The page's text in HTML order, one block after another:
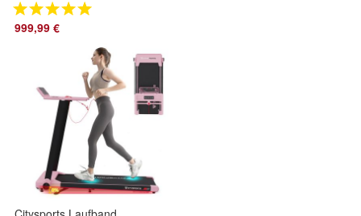
48v13AH Ebike
Elektrofahrräder 60-
999,99 €